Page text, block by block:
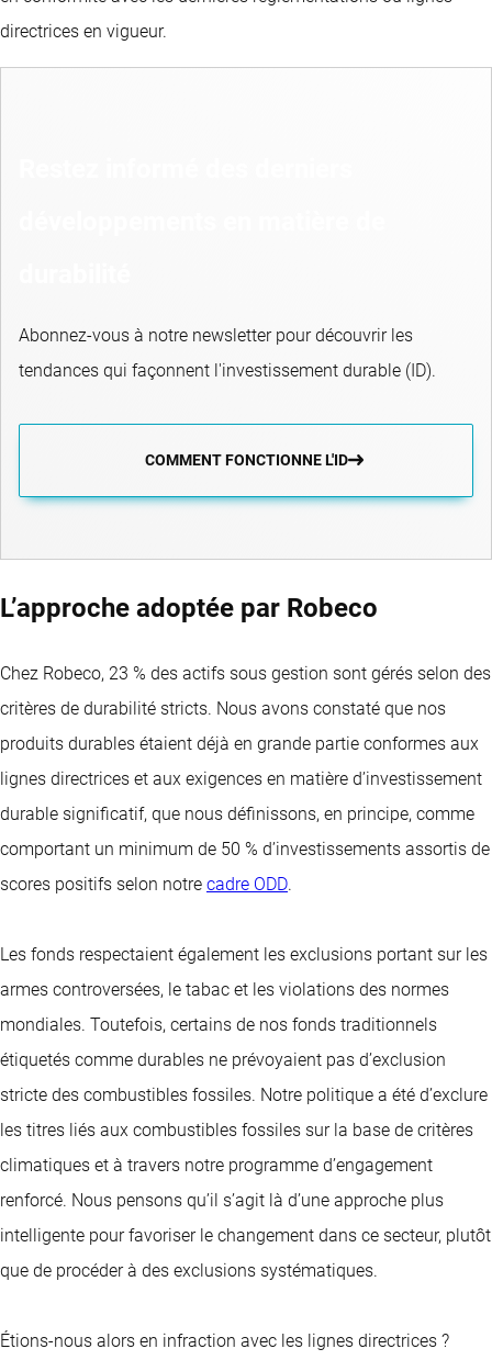
directrices en vigueur.
Abonnez-vous à notre newsletter pour découvrir les
tendances qui façonnent l'investissement durable (ID).
COMMENT FONCTIONNE L'ID
L’approche adoptée par Robeco
Chez Robeco, 23 % des actifs sous gestion sont gérés selon des
critères de durabilité stricts. Nous avons constaté que nos
produits durables étaient déjà en grande partie conformes aux
lignes directrices et aux exigences en matière d’investissement
durable significatif, que nous définissons, en principe, comme
comportant un minimum de 50 % d’investissements assortis de
scores positifs selon notre cadre ODD.
Les fonds respectaient également les exclusions portant sur les
armes controversées, le tabac et les violations des normes
mondiales. Toutefois, certains de nos fonds traditionnels
étiquetés comme durables ne prévoyaient pas d’exclusion
stricte des combustibles fossiles. Notre politique a été d’exclure
les titres liés aux combustibles fossiles sur la base de critères
climatiques et à travers notre programme d’engagement
renforcé. Nous pensons qu’il s’agit là d’une approche plus
intelligente pour favoriser le changement dans ce secteur, plutôt
que de procéder à des exclusions systématiques.
Étions-nous alors en infraction avec les lignes directrices ?